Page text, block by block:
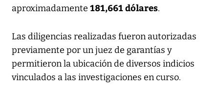
aproximadamente 181,661 dólares.
Las diligencias realizadas fueron autorizadas
previamente por un juez de garantías y
permitieron la ubicación de diversos indicios
vinculados a las investigaciones en curso.